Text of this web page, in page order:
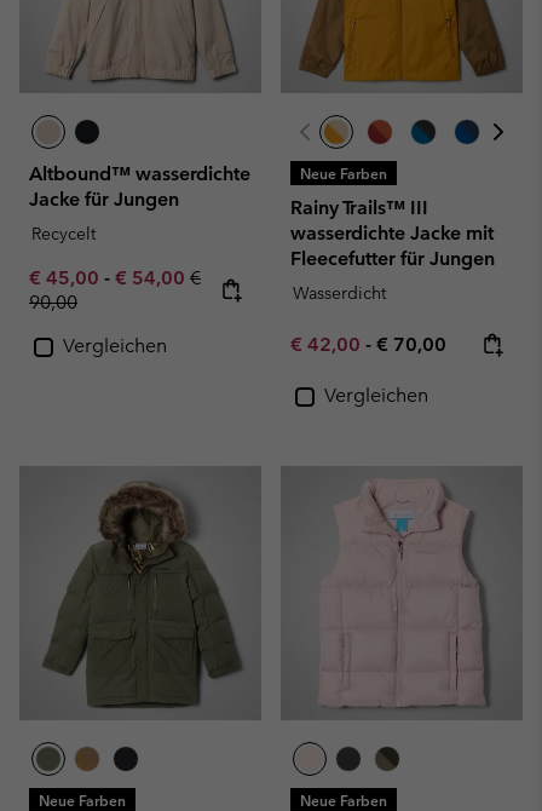
Altbound™ wasserdichte
Jacke für Jungen
Recycelt
Minimum sale price:
€ 45,00 - Maximum sale price:
€ 54,00 Regular price:
€
90,00
Vergleichen
Neue Farben
Rainy Trails™ III
wasserdichte Jacke mit
Fleecefutter für Jungen
Wasserdicht
Minimum sale price:
€ 42,00 - Maximum price:
€ 70,00
Vergleichen
Neue Farben Neue Farben